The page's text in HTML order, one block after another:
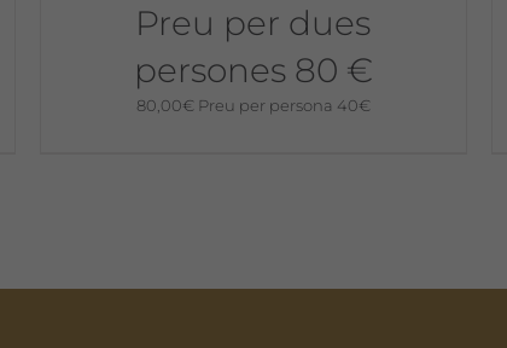
Preu per dues
persones 80 €
80,00€ Preu per persona 40€